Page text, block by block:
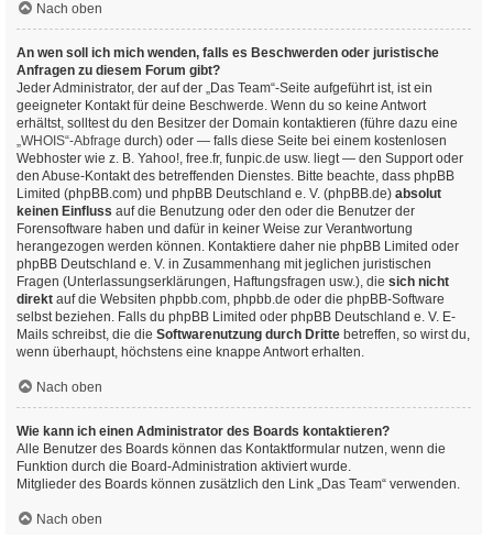
Nach oben
An wen soll ich mich wenden, falls es Beschwerden oder juristische
Anfragen zu diesem Forum gibt?
Jeder Administrator, der auf der „Das Team“-Seite aufgeführt ist, ist ein
geeigneter Kontakt für deine Beschwerde. Wenn du so keine Antwort
erhältst, solltest du den Besitzer der Domain kontaktieren (führe dazu eine
„WHOIS“-Abfrage durch) oder — falls diese Seite bei einem kostenlosen
Webhoster wie z. B. Yahoo!, free.fr, funpic.de usw. liegt — den Support oder
den Abuse-Kontakt des betreffenden Dienstes. Bitte beachte, dass phpBB
Limited (phpBB.com) und phpBB Deutschland e. V. (phpBB.de) absolut
keinen Einfluss auf die Benutzung oder den oder die Benutzer der
Forensoftware haben und dafür in keiner Weise zur Verantwortung
herangezogen werden können. Kontaktiere daher nie phpBB Limited oder
phpBB Deutschland e. V. in Zusammenhang mit jeglichen juristischen
Fragen (Unterlassungserklärungen, Haftungsfragen usw.), die sich nicht
direkt auf die Websiten phpbb.com, phpbb.de oder die phpBB-Software
selbst beziehen. Falls du phpBB Limited oder phpBB Deutschland e. V. E-
Mails schreibst, die die Softwarenutzung durch Dritte betreffen, so wirst du,
wenn überhaupt, höchstens eine knappe Antwort erhalten.
Nach oben
Wie kann ich einen Administrator des Boards kontaktieren?
Alle Benutzer des Boards können das Kontaktformular nutzen, wenn die
Funktion durch die Board-Administration aktiviert wurde.
Mitglieder des Boards können zusätzlich den Link „Das Team“ verwenden.
Nach oben